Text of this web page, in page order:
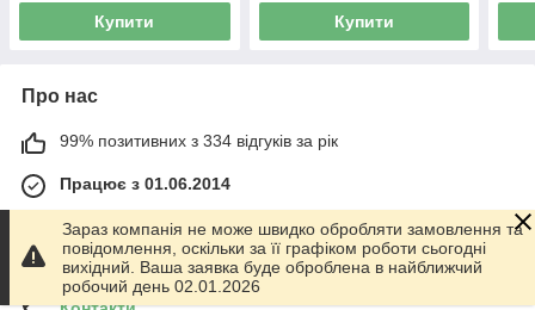
Купити Купити
Про нас
99% позитивних з 334 відгуків за рік
Працює з 01.06.2014
м. Харків
График работы 10.00-17.00. Суббота - Воскресенье
выходной!, Харків, Україна
Зараз компанія не може швидко обробляти замовлення та
повідомлення, оскільки за її графіком роботи сьогодні
вихідний. Ваша заявка буде оброблена в найближчий
робочий день 02.01.2026